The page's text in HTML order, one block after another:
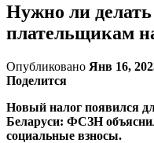
Нужно ли
плательщикам
Опубликовано Янв 16,
Поделится
Новый налог появился
Беларуси: ФСЗН
социальные взносы.